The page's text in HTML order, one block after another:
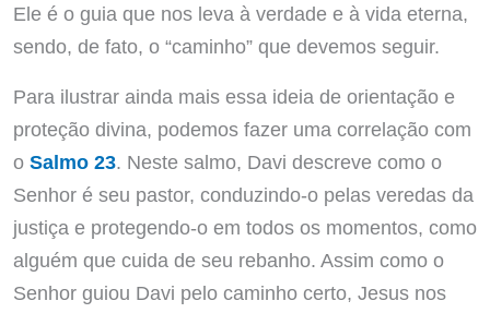
Ele é o guia que nos leva à verdade e à vida eterna,
sendo, de fato, o “caminho” que devemos seguir.
Para ilustrar ainda mais essa ideia de orientação e
proteção divina, podemos fazer uma correlação com
o Salmo 23. Neste salmo, Davi descreve como o
Senhor é seu pastor, conduzindo-o pelas veredas da
justiça e protegendo-o em todos os momentos, como
alguém que cuida de seu rebanho. Assim como o
Senhor guiou Davi pelo caminho certo, Jesus nos